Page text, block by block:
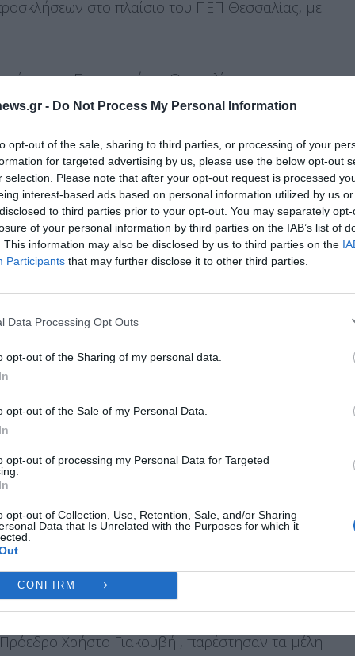
- Do Not Process My Personal Information
opt-out of the sale, sharing to third parties, or processing of your
for targeted advertising by us, please use the below opt-out
selection. Please note that after your opt-out request is processed
interest-based ads based on personal information utilized by us
to third parties prior to your opt-out. You may separately
of your personal information by third parties on the IAB’s list of
This information may also be disclosed by us to third parties on the
Participants that may further disclose it to other third parties.
Data Processing Opt Outs
opt-out of the Sharing of my personal data.
opt-out of the Sale of my Personal Data.
opt-out of processing my Personal Data for Targeted
opt-out of Collection, Use, Retention, Sale, and/or Sharing
Data that Is Unrelated with the Purposes for which it
CONFIRM
Διαχείριση Συγκατάθεσης
την καλύτερη εμπειρία, χρησιμοποιούμε τεχνολογίες όπως cookies για
θα μας επιτρέψει να επεξεργαστούμε δεδομένα προσωπικού
ή η ανάκληση της συγκατάθεσης, μπορεί να επηρεάσει
λειτουργίες και δυνατότητες.
ΔΕΝ ΑΠΟΔΈΧΟΜΑΙ ΠΡΟΒΟΛΉ
στο πλαίσιο του ΠΕΠ Θεσσαλίας, με
με το Πανεπιστήμιο Θεσσαλίας.
με προϋπολογισμό από 30.000 έως
το πρόγραμμα της νέας διοίκησης του
χαρακτήρα του. Επιπλέον, ανέφερε ότι
των μελών, σε συνεργασία με το
προβολή των επιχειρήσεων του τουριστικού
Τέλος, ο κ. Γιακουβής συνεχάρη τον κ.
να προβάλλει τα εκλεκτά προϊόντα της
την ποιότητα και την
την ειδική εκδήλωση που
στο Μετρό του Συντάγματος. «Η συνεργασία
διοργάνωση εκθέσεων και εκδηλώσεων, τόσο
επιπλέον ο κ.Γιακουβής .
ενέργειας και στο υπέρογκο κόστος
μείωση της ανταγωνιστικότητας των τοπικών
Λάρισας, Μαρία Γαλλιού, ενώ από
Χρήστο Γιακουβή , παρέστησαν τα μέλη